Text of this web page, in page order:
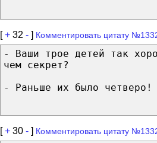
[+ 32 - ] Комментировать цитату
- Ваши трое детей так
чем секрет?
- Раньше их было четверо!
[+ 30 - ] Комментировать цитату